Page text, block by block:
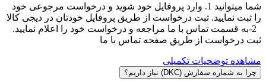
شما میتوانید 1. وارد پروفایل خود شوید و درخواست مرجوعی خود
را ثبت نمایید. ثبت درخواست از طریق پروفایل خودتان در دیجی کالا
2-به قسمت تماس با ما مراجعه و درخواست خود را اعلام نمایید.
ثبت درخواست از طریق صفحه تماس با ما
مشاهده توضحیات تکمیلی
چرا به شماره سفارش (DKC) نیاز داریم؟